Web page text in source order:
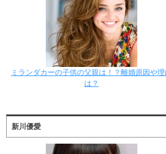
ミランダカーの子供の父親は！？離婚原因や理
は？
新川優愛